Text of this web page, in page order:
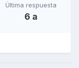
Última respuesta
6 a